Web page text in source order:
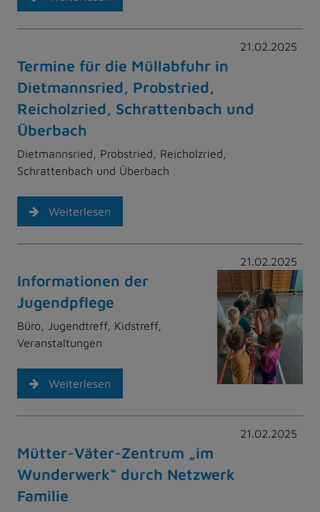
21.02.2025
Termine für die Müllabfuhr in
Dietmannsried, Probstried,
Reicholzried, Schrattenbach und
Überbach
Dietmannsried, Probstried, Reicholzried,
Schrattenbach und Überbach
Weiterlesen
21.02.2025
Informationen der
Jugendpflege
Büro, Jugendtreff, Kidstreff,
Veranstaltungen
Weiterlesen
21.02.2025
Mütter-Väter-Zentrum „im
Wunderwerk“ durch Netzwerk
Familie